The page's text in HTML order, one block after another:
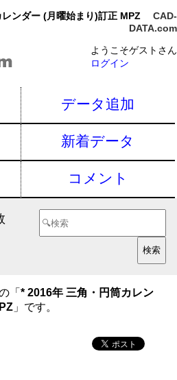
ンダー (月曜始まり)訂正 MPZ
CAD-
DATA.com
ようこそゲストさん
ログイン
データ追加
新着データ
コメント
「* 2016年 三角・円筒カレン
」です。